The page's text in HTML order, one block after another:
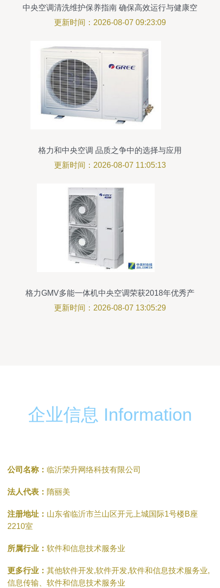
中央空调清洗维护保养指南 确保高效运行与健康空
气
更新时间：2026-08-07 09:23:09
格力和中央空调 品质之争中的选择与应用
更新时间：2026-08-07 11:05:13
格力GMV多能一体机中央空调荣获2018年优秀产
品奖 技术创新引领行业新高度
更新时间：2026-08-07 13:05:29
企业信息 Information
公司名称： 临沂荣升网络科技有限公司
法人代表： 隋丽美
注册地址： 山东省临沂市兰山区开元上城国际1号楼B座
2210室
所属行业： 软件和信息技术服务业
更多行业： 其他软件开发,软件开发,软件和信息技术服务业,
信息传输、软件和信息技术服务业